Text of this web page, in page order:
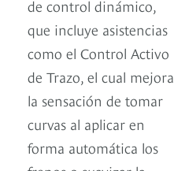
de control dinámico,
que incluye asistencias
como el Control Activo
de Trazo, el cual mejora
la sensación de tomar
curvas al aplicar en
forma automática los